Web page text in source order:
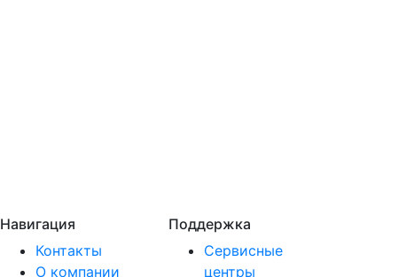
Навигация
Контакты
О компании
Поддержка
Сервисные
центры